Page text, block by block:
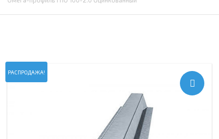
РАСПРОДАЖА!